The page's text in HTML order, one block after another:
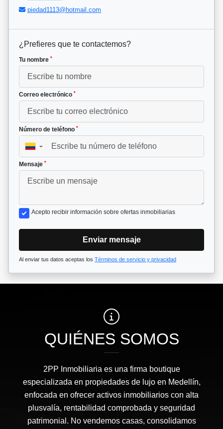
piedad1113@hotmail.com
¿Prefieres que te contactemos?
Tu nombre *
Correo electrónico *
Número de teléfono *
▼
Mensaje *
Acepto recibir información sobre ofertas inmobiliarias
Enviar mensaje
Al enviar tus datos aceptas los Términos de servicio y privacidad
QUIÉNES SOMOS
2PP Inmobiliaria es una firma boutique
especializada en propiedades de lujo en Medellín,
enfocada en ofrecer activos inmobiliarios con alta
plusvalía, rentabilidad comprobada y seguridad
patrimonial. No vendemos casas, consolidamos